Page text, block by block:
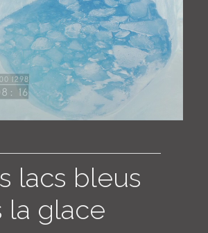
CARTE
COLLECTIONS
LOGIN
ENGLISH
lacs bleus
la glace